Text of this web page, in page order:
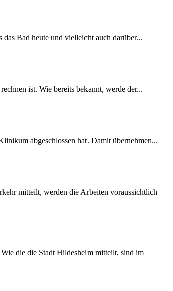
Bad heute und vielleicht auch darüber...
ist. Wie bereits bekannt, werde der...
abgeschlossen hat. Damit übernehmen...
mitteilt, werden die Arbeiten voraussichtlich
die die Stadt Hildesheim mitteilt, sind im